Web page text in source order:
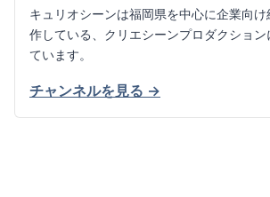
キュリオシーンは福岡県を中心に企業向け
作している、クリエシーンプロダクショ
ています。
チャンネルを見る →